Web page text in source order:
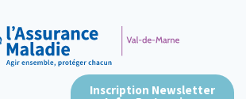
Inscription Newsletter